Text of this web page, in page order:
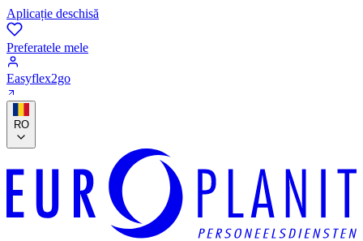
Aplicație deschisă
Preferatele mele
Easyflex2go
RO